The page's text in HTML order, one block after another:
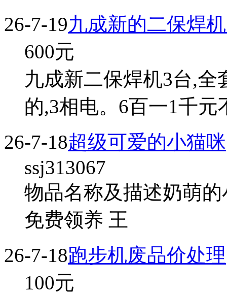
26-7-19九成新的二保焊
600元
九成新二保焊机3台,
的,3相电。6百一1千
26-7-18超级可爱的小猫咪
ssj313067
物品名称及描述奶萌
免费领养 王
26-7-18跑步机废品价处理
100元